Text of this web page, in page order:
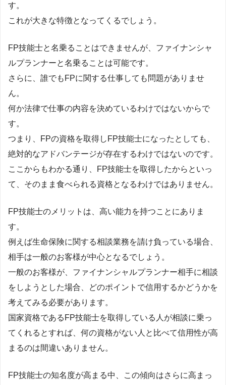
す。
これが大きな特徴となってくるでしょう。
FP技能士と名乗ることはできませんが、ファイナンシャ
ルプランナーと名乗ることは可能です。
さらに、誰でもFPに関する仕事しても問題がありませ
ん。
何か法律で仕事の内容を決めているわけではないからで
す。
つまり、FPの資格を取得しFP技能士になったとしても、
絶対的なアドバンテージが存在するわけではないのです。
ここからもわかる通り、FP技能士を取得したからといっ
て、そのまま食べられる資格となるわけではありません。
FP技能士のメリットは、高い能力を持つことにありま
す。
例えば生命保険に関する相談業務を請け負っている場合、
相手は一般のお客様が中心となるでしょう。
一般のお客様が、ファイナンシャルプランナー相手に相談
をしようとした場合、どのポイントで信用するかどうかを
考えてみる必要があります。
国家資格であるFP技能士を取得している人が相談に乗っ
てくれるとすれば、何の資格がない人と比べて信用性が高
まるのは間違いありません。
FP技能士の知名度が高まる中、この傾向はさらに高まっ